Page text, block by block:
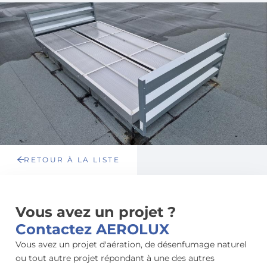
RETOUR À LA LISTE
Vous avez un projet ?
Contactez AEROLUX
Vous avez un projet d'aération, de désenfumage naturel
ou tout autre projet répondant à une des autres